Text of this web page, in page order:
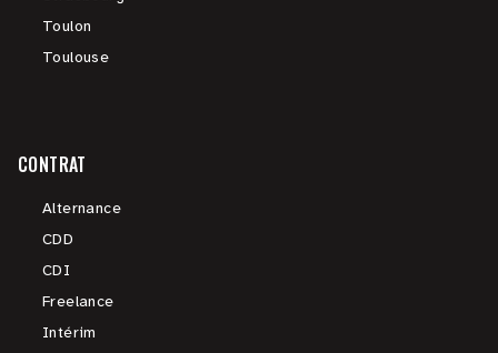
Toulon
Toulouse
CONTRAT
Alternance
CDD
CDI
Freelance
Intérim